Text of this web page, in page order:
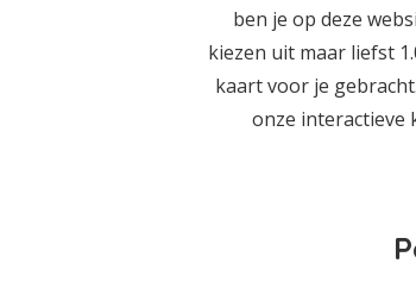
ben je op deze
kiezen uit maar liefst
kaart voor je
onze interactieve